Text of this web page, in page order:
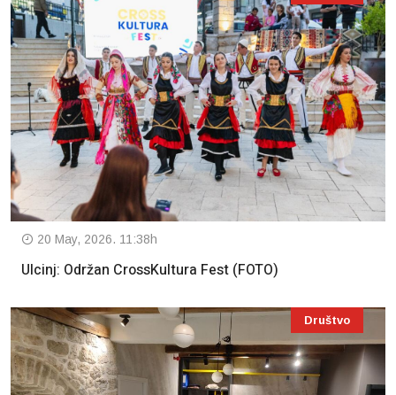
20 May, 2026. 11:38h
Ulcinj: Održan CrossKultura Fest (FOTO)
Društvo